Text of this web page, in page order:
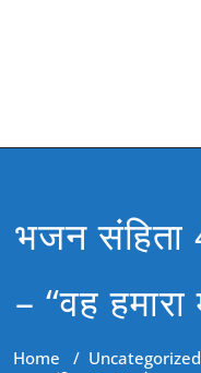
भजन
– “वह हमारा
Home /